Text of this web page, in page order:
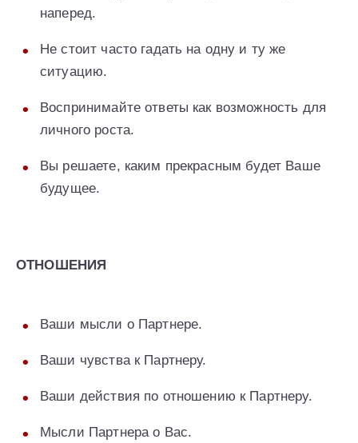
наперед.
Не стоит часто гадать на одну и ту же
ситуацию.
Воспринимайте ответы как возможность для
личного роста.
Вы решаете, каким прекрасным будет Ваше
будущее.
ОТНОШЕНИЯ
Ваши мысли о Партнере.
Ваши чувства к Партнеру.
Ваши действия по отношению к Партнеру.
Мысли Партнера о Вас.